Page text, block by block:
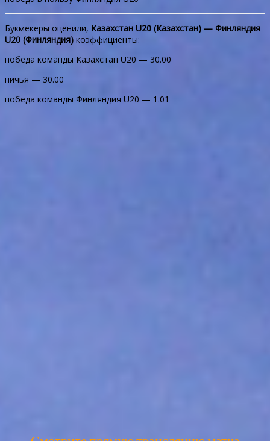
Букмекеры оценили, Казахстан U20 (Казахстан) — Финляндия
U20 (Финляндия) коэффициенты:
победа команды Казахстан U20 — 30.00
ничья — 30.00
победа команды Финляндия U20 — 1.01